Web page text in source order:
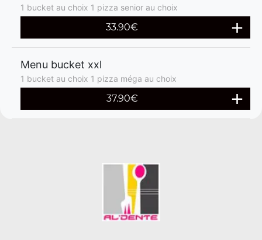
1 bucket au choix 1 pizza senior au choix
33.90€
Menu bucket xxl
1 bucket au choix 1 pizza méga au choix
37.90€